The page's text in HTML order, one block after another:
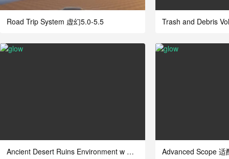
Road Trip System 虚幻5.0-5.5 Trash and Debris
Ancient Desert Ruins Environment w Map G Advanced Scope 适